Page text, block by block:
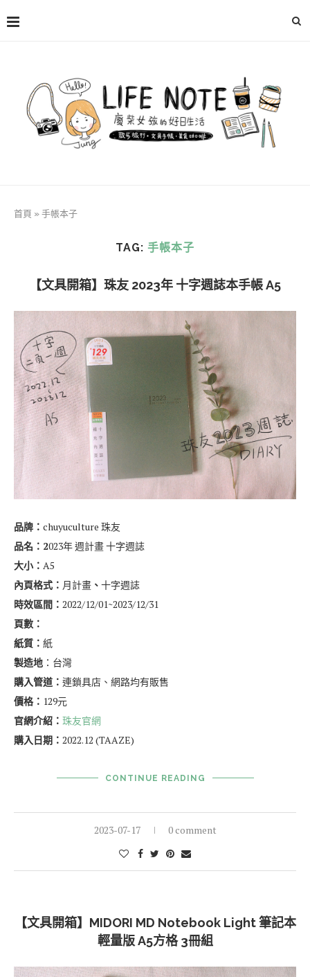
首頁 » 手帳本子
TAG: 手帳本子
【文具開箱】珠友 2023年 十字週誌本手帳 A5
品牌： chuyuculture 珠友
品名：2023年 週計畫 十字週誌
大小： A5
內頁格式： 月計畫 、 十字週誌
時效區間： 2022/12/01~2023/12/31
頁數：
紙質： 紙
製造地 ：台灣
購入管道： 連鎖具店、網路均有販售
價格： 129元
官網介紹： 珠友官網
購入日期： 2022.12 (TAAZE)
CONTINUE READING
2023-07-17 0 comment
【文具開箱】MIDORI MD Notebook Light 筆記本
輕量版 A5方格 3冊組